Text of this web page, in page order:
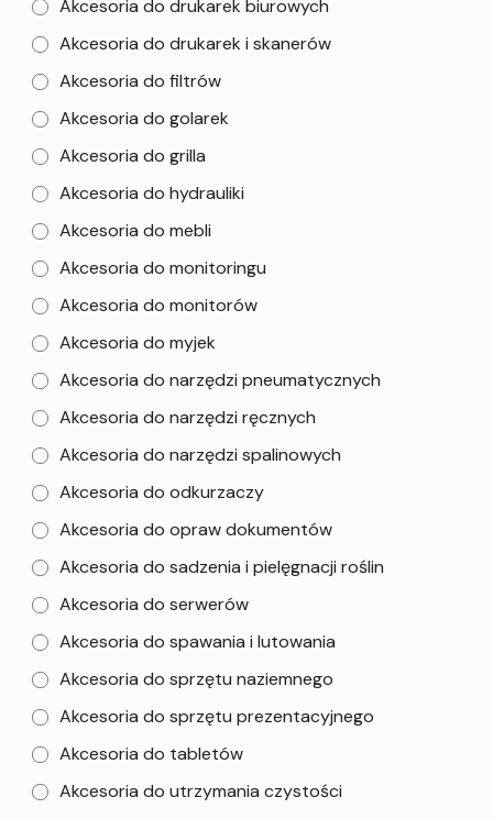
Akcesoria do drukarek biurowych
Akcesoria do drukarek i skanerów
Akcesoria do filtrów
Akcesoria do golarek
Akcesoria do grilla
Akcesoria do hydrauliki
Akcesoria do mebli
Akcesoria do monitoringu
Akcesoria do monitorów
Akcesoria do myjek
Akcesoria do narzędzi pneumatycznych
Akcesoria do narzędzi ręcznych
Akcesoria do narzędzi spalinowych
Akcesoria do odkurzaczy
Akcesoria do opraw dokumentów
Akcesoria do sadzenia i pielęgnacji roślin
Akcesoria do serwerów
Akcesoria do spawania i lutowania
Akcesoria do sprzętu naziemnego
Akcesoria do sprzętu prezentacyjnego
Akcesoria do tabletów
Akcesoria do utrzymania czystości